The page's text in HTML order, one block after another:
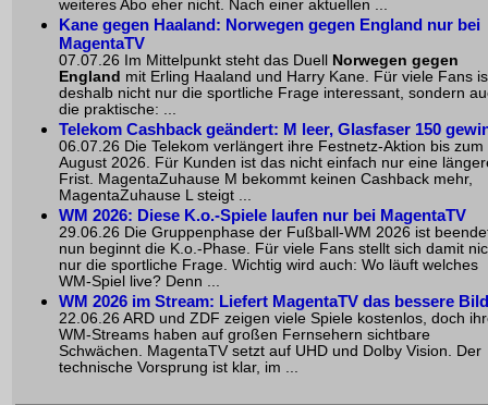
weiteres Abo eher nicht. Nach einer aktuellen ...
Kane gegen Haaland: Norwegen gegen England nur bei
MagentaTV
07.07.26 Im Mittelpunkt steht das Duell
Norwegen gegen
England mit Erling Haaland und Harry Kane. Für viele Fans
deshalb nicht nur die sportliche Frage interessant, sondern
die praktische: ...
Telekom Cashback geändert: M leer, Glasfaser 150
06.07.26 Die Telekom verlängert ihre Festnetz-Aktion bis zum
August 2026. Für Kunden ist das nicht einfach nur eine
Frist. MagentaZuhause M bekommt keinen Cashback mehr,
MagentaZuhause L steigt ...
WM 2026: Diese K.o.-Spiele laufen nur bei MagentaTV
29.06.26 Die Gruppenphase der Fußball-WM 2026 ist
nun beginnt die K.o.-Phase. Für viele Fans stellt sich damit
nur die sportliche Frage. Wichtig wird auch: Wo läuft welches
WM-Spiel live? Denn ...
WM 2026 im Stream: Liefert MagentaTV das bessere
22.06.26 ARD und ZDF zeigen viele Spiele kostenlos, doch
WM-Streams haben auf großen Fernsehern sichtbare
Schwächen. MagentaTV setzt auf UHD und Dolby Vision. Der
technische Vorsprung ist klar, im ...